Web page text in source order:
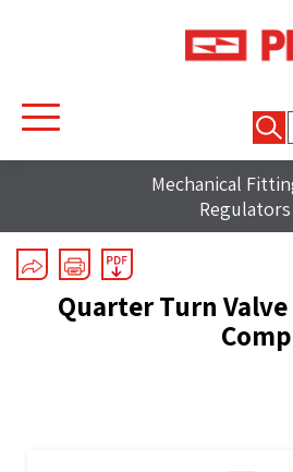
Mechanical
Regulators
Quarter Turn